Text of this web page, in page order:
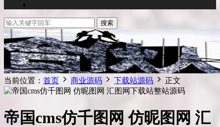
搜索
当前位置： 首页 商业源码 下载站源码 正文
帝国cms仿千图网 仿昵图网 汇